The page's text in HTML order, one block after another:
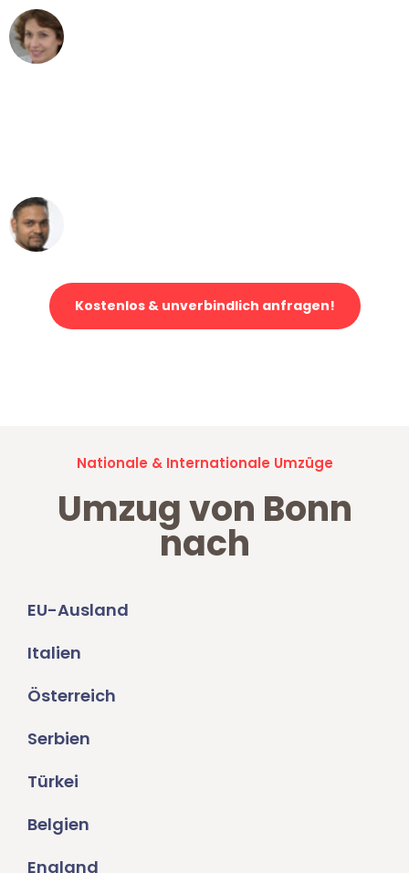
Kostenlos & unverbindlich anfragen!
Nationale & Internationale Umzüge
Umzug von Bonn
nach
EU-Ausland
Italien
Österreich
Serbien
Türkei
Belgien
England